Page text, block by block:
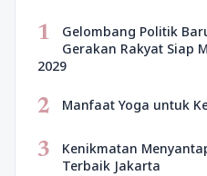
1
Gelombang Politik
Gerakan Rakyat Siap
2029
2 Manfaat Yoga untuk
3
Kenikmatan
Terbaik Jakarta